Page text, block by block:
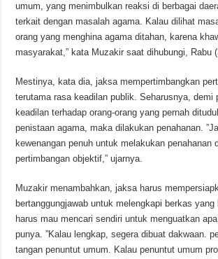
umum, yang menimbulkan reaksi di berbagai
terkait dengan masalah agama. Kalau dilihat
orang yang menghina agama ditahan, karena
masyarakat,” kata Muzakir saat dihubungi, Rabu
Mestinya, kata dia, jaksa mempertimbangkan
terutama rasa keadilan publik. Seharusnya, demi
keadilan terhadap orang-orang yang pernah
penistaan agama, maka dilakukan penahanan.
kewenangan penuh untuk melakukan penahanan
pertimbangan objektif,” ujarnya.
Muzakir menambahkan, jaksa harus
bertanggungjawab untuk melengkapi berkas
harus mau mencari sendiri untuk menguatkan
punya. ”Kalau lengkap, segera dibuat dakwaan.
tangan penuntut umum. Kalau penuntut umum